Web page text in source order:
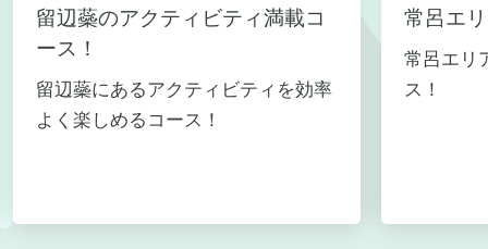
留辺蘂のアクティビティ満載コ
ース！
留辺蘂にあるアクティビティを効率
よく楽しめるコース！
常呂エ
常呂エリ
ス！